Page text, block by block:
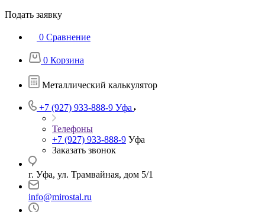
Подать заявку
0 Сравнение
0 Корзина
Металлический калькулятор
+7 (927) 933-888-9 Уфа
Телефоны
+7 (927) 933-888-9 Уфа
Заказать звонок
г. Уфа, ул. Трамвайная, дом 5/1
info@mirostal.ru